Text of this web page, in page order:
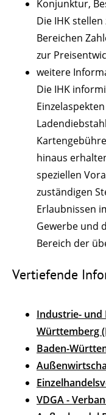
Konjunktur,
Die IHK
Bereichen
zur
weitere
Die IHK
hinaus
speziellen
zuständigen
Erlaubnissen
Gewerbe und
Bereich der
Vertiefende
Industrie- und
Württemberg
Baden-
VDGA -